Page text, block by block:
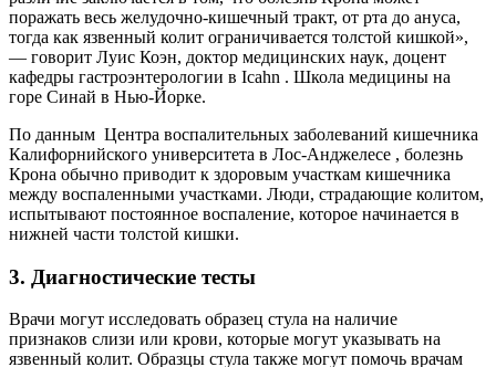
поражать весь желудочно-кишечный тракт, от рта до ануса,
тогда как язвенный колит ограничивается толстой кишкой»,
— говорит Луис Коэн, доктор медицинских наук, доцент
кафедры гастроэнтерологии в Icahn . Школа медицины на
горе Синай в Нью-Йорке.
По данным Центра воспалительных заболеваний кишечника
Калифорнийского университета в Лос-Анджелесе , болезнь
Крона обычно приводит к здоровым участкам кишечника
между воспаленными участками. Люди, страдающие колитом,
испытывают постоянное воспаление, которое начинается в
нижней части толстой кишки.
3. Диагностические тесты
Врачи могут исследовать образец стула на наличие
признаков слизи или крови, которые могут указывать на
язвенный колит. Образцы стула также могут помочь врачам